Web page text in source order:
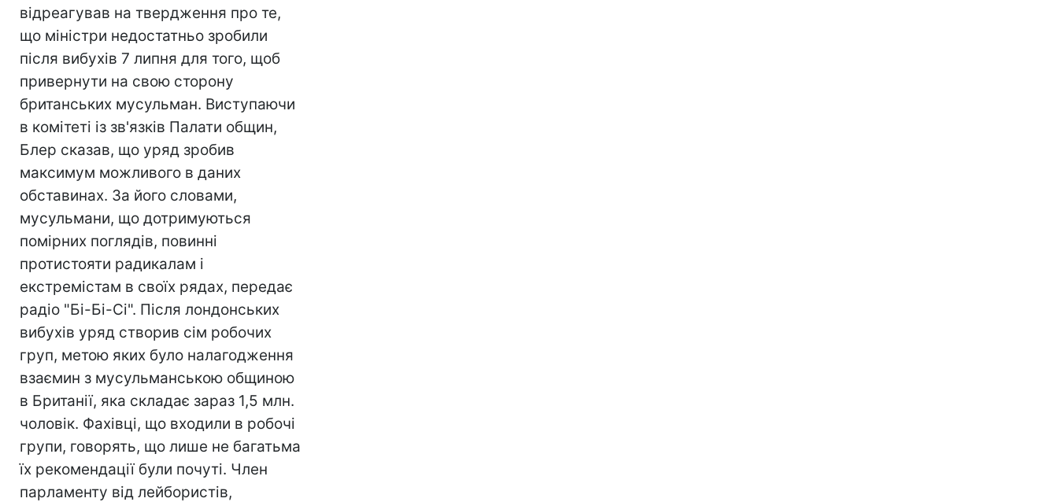
відреагував на твердження про те,
що міністри недостатньо зробили
після вибухів 7 липня для того, щоб
привернути на свою сторону
британських мусульман. Виступаючи
в комітеті із зв'язків Палати общин,
Блер сказав, що уряд зробив
максимум можливого в даних
обставинах. За його словами,
мусульмани, що дотримуються
помірних поглядів, повинні
протистояти радикалам і
екстремістам в своїх рядах, передає
радіо "Бі-Бі-Сі". Після лондонських
вибухів уряд створив сім робочих
груп, метою яких було налагодження
взаємин з мусульманською общиною
в Британії, яка складає зараз 1,5 млн.
чоловік. Фахівці, що входили в робочі
групи, говорять, що лише не багатьма
їх рекомендації були почуті. Член
парламенту від лейбористів,